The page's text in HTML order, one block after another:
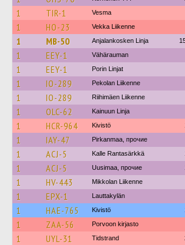
1 TIR-1 Vesma
1 HO-23 Vekka Liikenne
1 MB-50 Anjalankosken Linja
1 EEY-1 Vähärauman
1 EEY-1 Porin Linjat
1 IO-289 Pekolan Liikenne
1 IO-289 Riihimäen Liikenne
1 OLC-62 Kainuun Linja
1 HCR-964 Kivistö
1 IAY-47 Pirkanmaa, прочие
1 ACJ-5 Kalle Rantasärkkä
1 ACJ-5 Uusimaa, прочие
1 HV-443 Mikkolan Liikenne
1 EPX-1 Lauttakylän
1 HAE-765 Kivistö
1 ZAA-56 Porvoon kirjasto
1 UYL-31 Tidstrand